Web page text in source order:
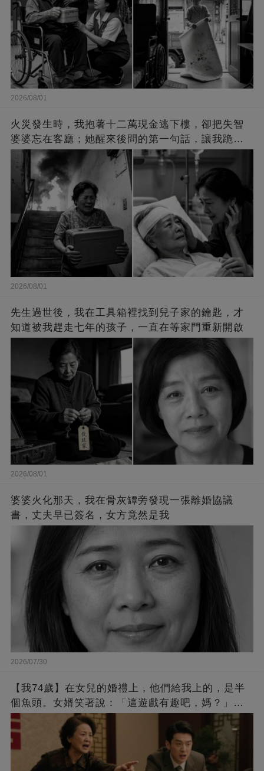
2026/08/01
火災發生時，我抱著十二萬現金逃下樓，卻把失智
婆婆忘在客廳；她醒來後問的第一句話，讓我跪在
病床邊痛哭
2026/08/01
先生過世後，我在工具箱裡找到兒子家的鑰匙，才
知道被我趕走七年的孩子，一直在等家門重新開啟
2026/08/01
婆婆火化那天，我在骨灰罈旁發現一張離婚協議
書，丈夫早已簽名，女方竟然是我
2026/07/30
【我74歲】在女兒的婚禮上，他們給我上的，是半
個魚頭。女婿笑著說：「這遊戲有趣吧，媽？」我
收起禮物，默默離開